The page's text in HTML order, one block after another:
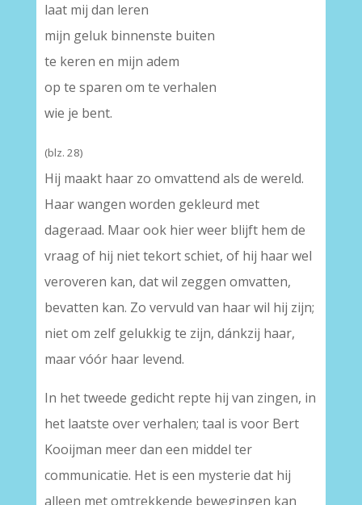
laat mij dan leren
mijn geluk binnenste buiten
te keren en mijn adem
op te sparen om te verhalen
wie je bent.
(blz. 28)
Hij maakt haar zo omvattend als de wereld.
Haar wangen worden gekleurd met
dageraad. Maar ook hier weer blijft hem de
vraag of hij niet tekort schiet, of hij haar wel
veroveren kan, dat wil zeggen omvatten,
bevatten kan. Zo vervuld van haar wil hij zijn;
niet om zelf gelukkig te zijn, dánkzij haar,
maar vóór haar levend.
In het tweede gedicht repte hij van zingen, in
het laatste over verhalen; taal is voor Bert
Kooijman meer dan een middel ter
communicatie. Het is een mysterie dat hij
alleen met omtrekkende bewegingen kan